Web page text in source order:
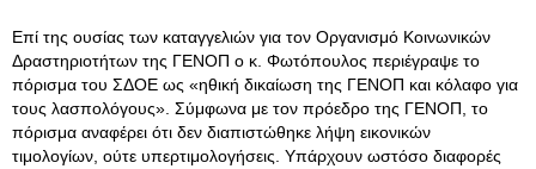
Επί της ουσίας των καταγγελιών για τον Οργανισμό Κοινωνικών
Δραστηριοτήτων της ΓΕΝΟΠ ο κ. Φωτόπουλος περιέγραψε το
πόρισμα του ΣΔΟΕ ως «ηθική δικαίωση της ΓΕΝΟΠ και κόλαφο για
τους λασπολόγους». Σύμφωνα με τον πρόεδρο της ΓΕΝΟΠ, το
πόρισμα αναφέρει ότι δεν διαπιστώθηκε λήψη εικονικών
τιμολογίων, ούτε υπερτιμολογήσεις. Υπάρχουν ωστόσο διαφορές